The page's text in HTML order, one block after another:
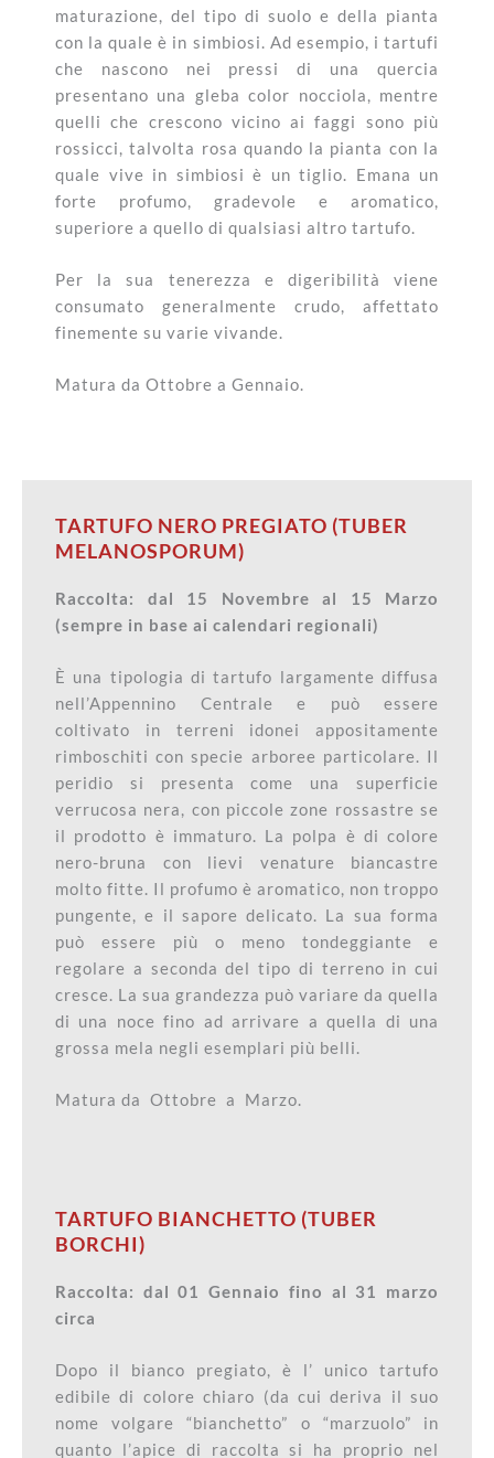
maturazione, del tipo di suolo e della pianta
con la quale è in simbiosi. Ad esempio, i tartufi
che nascono nei pressi di una quercia
presentano una gleba color nocciola, mentre
quelli che crescono vicino ai faggi sono più
rossicci, talvolta rosa quando la pianta con la
quale vive in simbiosi è un tiglio. Emana un
forte profumo, gradevole e aromatico,
superiore a quello di qualsiasi altro tartufo.
Per la sua tenerezza e digeribilità viene
consumato generalmente crudo, affettato
finemente su varie vivande.
Matura da Ottobre a Gennaio.
TARTUFO NERO PREGIATO (TUBER
MELANOSPORUM)
Raccolta: dal 15 Novembre al 15 Marzo
(sempre in base ai calendari regionali)
È una tipologia di tartufo largamente diffusa
nell’Appennino Centrale e può essere
coltivato in terreni idonei appositamente
rimboschiti con specie arboree particolare. Il
peridio si presenta come una superficie
verrucosa nera, con piccole zone rossastre se
il prodotto è immaturo. La polpa è di colore
nero-bruna con lievi venature biancastre
molto fitte. Il profumo è aromatico, non troppo
pungente, e il sapore delicato. La sua forma
può essere più o meno tondeggiante e
regolare a seconda del tipo di terreno in cui
cresce. La sua grandezza può variare da quella
di una noce fino ad arrivare a quella di una
grossa mela negli esemplari più belli.
Matura da Ottobre a Marzo.
TARTUFO BIANCHETTO (TUBER
BORCHI)
Raccolta: dal 01 Gennaio fino al 31 marzo
circa
Dopo il bianco pregiato, è l’ unico tartufo
edibile di colore chiaro (da cui deriva il suo
nome volgare “bianchetto” o “marzuolo” in
quanto l’apice di raccolta si ha proprio nel